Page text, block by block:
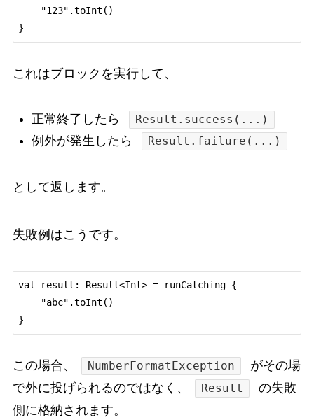
これはブロックを実行して、
正常終了したら Result.success(...)
例外が発生したら Result.failure(...)
として返します。
失敗例はこうです。
val result: Result<Int> = runCatching {
この場合、 NumberFormatException
がその場
で外に投げられるのではなく、
Result
の失敗
側に格納されます。